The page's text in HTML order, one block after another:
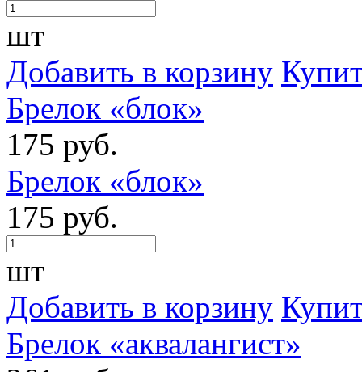
шт
Добавить в корзину
Брелок «блок»
175 руб.
Брелок «блок»
175 руб.
шт
Добавить в корзину
Брелок «аквалангист»